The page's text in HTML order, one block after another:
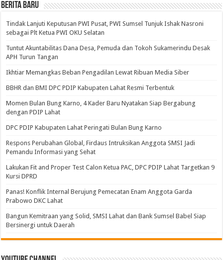
BERITA BARU
Tindak Lanjuti Keputusan PWI Pusat, PWI Sumsel Tunjuk Ishak Nasroni
sebagai Plt Ketua PWI OKU Selatan
Tuntut Akuntabilitas Dana Desa, Pemuda dan Tokoh Sukamerindu Desak
APH Turun Tangan
Ikhtiar Memangkas Beban Pengadilan Lewat Ribuan Media Siber
BBHR dan BMI DPC PDIP Kabupaten Lahat Resmi Terbentuk
Momen Bulan Bung Karno, 4 Kader Baru Nyatakan Siap Bergabung
dengan PDIP Lahat
DPC PDIP Kabupaten Lahat Peringati Bulan Bung Karno
Respons Perubahan Global, Firdaus Intruksikan Anggota SMSI Jadi
Pemandu Informasi yang Sehat
Lakukan Fit and Proper Test Calon Ketua PAC, DPC PDIP Lahat Targetkan 9
Kursi DPRD
Panas! Konflik Internal Berujung Pemecatan Enam Anggota Garda
Prabowo DKC Lahat
Bangun Kemitraan yang Solid, SMSI Lahat dan Bank Sumsel Babel Siap
Bersinergi untuk Daerah